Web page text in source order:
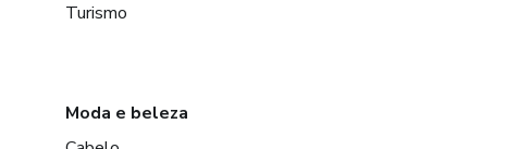
Turismo
Moda e beleza